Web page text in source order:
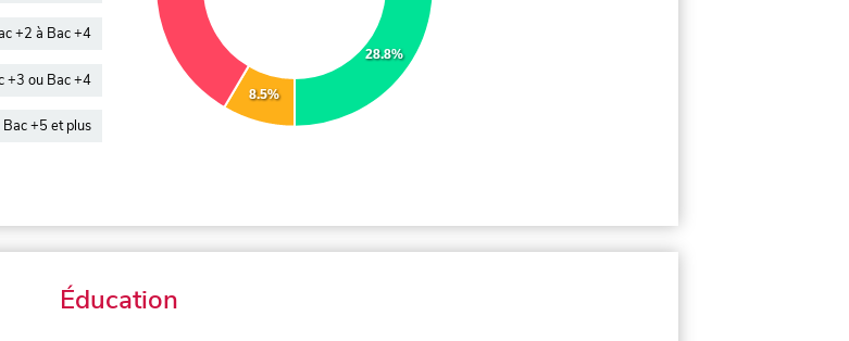
+2 à Bac +4
+3 ou Bac +4
Bac +5 et plus
28.8%
8.5%
Éducation